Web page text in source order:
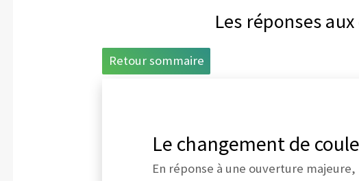
Les réponses
Retour sommaire
Le changement de
En réponse à une ouverture